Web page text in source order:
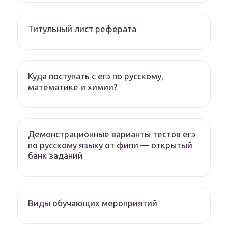
Титульный лист реферата
Куда поступать с егэ по русскому,
математике и химии?
Демонстрационные варианты тестов егэ
по русскому языку от фипи — открытый
банк заданий
Виды обучающих мероприятий